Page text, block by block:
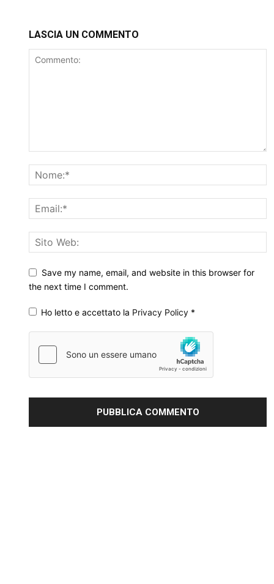
LASCIA UN COMMENTO
Save my name, email, and website in this browser for
the next time I comment.
Ho letto e accettato la Privacy Policy *